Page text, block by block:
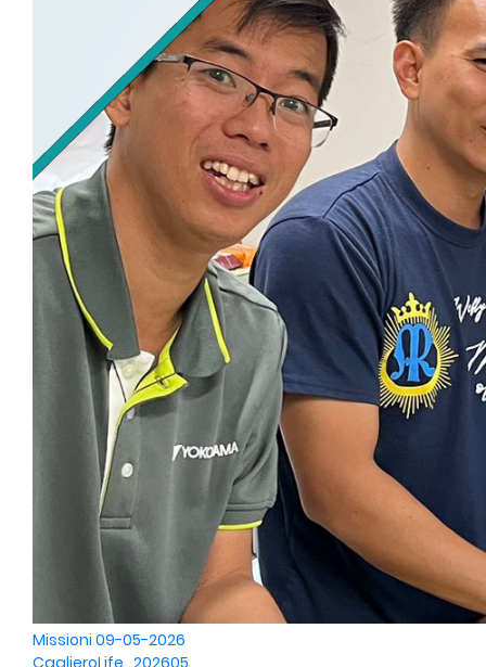
Missioni 09-05-2026
CaglieroLife_202605